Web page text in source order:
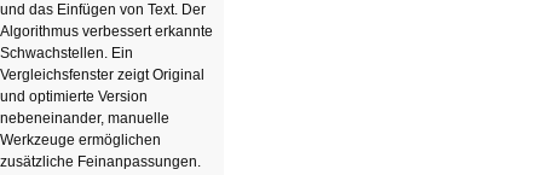
und das Einfügen von Text. Der
Algorithmus verbessert erkannte
Schwachstellen. Ein
Vergleichsfenster zeigt Original
und optimierte Version
nebeneinander, manuelle
Werkzeuge ermöglichen
zusätzliche Feinanpassungen.